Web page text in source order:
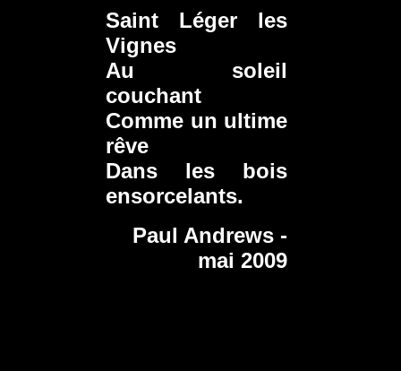
Saint Léger les
Vignes
Au soleil
couchant
Comme un ultime
rêve
Dans les bois
ensorcelants.
Paul Andrews -
mai 2009